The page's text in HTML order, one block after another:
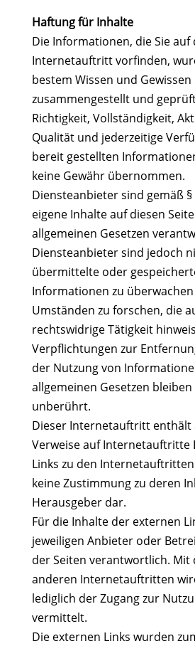
Haftung für Inhalte
Die Informationen, die Sie auf
Internetauftritt vorfinden,
bestem Wissen und
zusammengestellt und
Richtigkeit, Vollständigkeit,
Qualität und jederzeitige
bereit gestellten
keine Gewähr übernommen.
Diensteanbieter sind gemäß §
eigene Inhalte auf diesen
allgemeinen Gesetzen
Diensteanbieter sind jedoch
übermittelte oder
Informationen zu
Umständen zu forschen, die
rechtswidrige Tätigkeit
Verpflichtungen zur
der Nutzung von
allgemeinen Gesetzen
unberührt.
Dieser Internetauftritt enthält
Verweise auf Internetauftritte
Links zu den
keine Zustimmung zu deren
Herausgeber dar.
Für die Inhalte der externen
jeweiligen Anbieter oder
der Seiten verantwortlich. Mit
anderen Internetauftritten
lediglich der Zugang zur
vermittelt.
Die externen Links wurden